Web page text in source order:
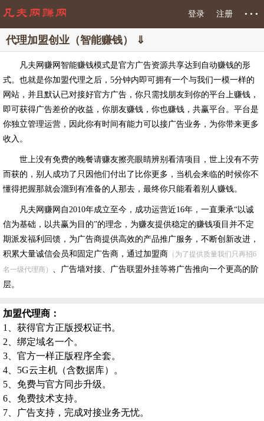
登录 注册 • • •
代理加盟创业（智能赚钱） ⇓
凡夫网赚网智能赚钱模式是官方广告资源共享达到自动赚钱的形
式。也就是你加盟代理之后，5分钟内即可拥有一个与我们一模一样的
网站，并且默认已对接好官方广告，你只需找朋友到你的平台上赚钱，
即可获得广告差价的收益，你朋友赚钱，你也赚钱，共赢平台。平台是
你独立管理运营，因此你有时间有能力可以接广告业务，为你带来更多
收入。
世上没有免费的晚餐请赚友擦亮眼睛辨别看清项目，世上没有不劳
而获的，别人成功了只因他们付出了比你更多，当机会来临的时候你不
懂得把握那就会溜到有准备的人那去，最终你只能看着别人赚钱。
凡夫网赚网自2010年成立至今，成功运营近16年，一直秉承“以诚
信为基础，以共赢为目的”的理念，为赚友提供稳定的赚钱项目并不定
期派发福利回馈，为广告商提供高效的产品推广服务，不断创新改进，
积累大量诚信会员和固定广告商，通过加盟商 （为了提供质量我们只再招6
名一级代理商） 、广告墙对接、广告联盟外挂等将广告推向一个更高的阶
层。
加盟代理商：
1、获得官方正版授权证书。
2、绑定域名一个。
3、官方一样正版程序全套。
4、5G云主机（含数据库）。
5、免费与官方同步升级。
6、免费技术支持。
7、广告支持，完成对接业务无忧。